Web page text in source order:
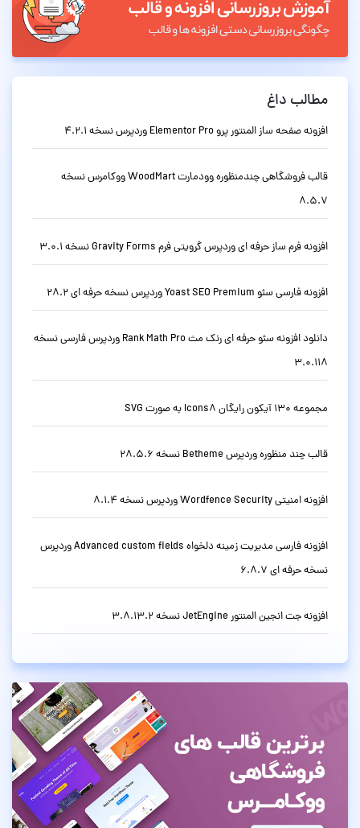
مطالب داغ
افزونه صفحه ساز المنتور پرو Elementor Pro وردپرس نسخه 4.2.1
قالب فروشگاهی چندمنظوره وودمارت WoodMart ووکامرس نسخه
8.5.7
افزونه فرم ساز حرفه ای وردپرس گرویتی فرم Gravity Forms نسخه 3.0.1
افزونه فارسی سئو Yoast SEO Premium وردپرس نسخه حرفه ای 28.2
دانلود افزونه سئو حرفه ای رنک مث Rank Math Pro وردپرس فارسی نسخه
3.0.118
مجموعه 130 آیکون رایگان Icons8 به صورت SVG
قالب چند منظوره وردپرس Betheme نسخه 28.5.6
افزونه امنیتی Wordfence Security وردپرس نسخه 8.1.4
افزونه فارسی مدیریت زمینه دلخواه Advanced custom fields وردپرس
نسخه حرفه ای 6.8.7
افزونه جت انجین المنتور JetEngine نسخه 3.8.13.2